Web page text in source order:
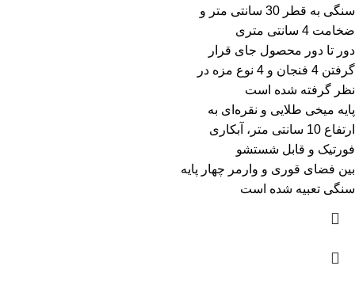
سنگی به قطر 30 سانتی متر و
ضخامت 4 سانتی متری
دور تا دور محصول جای قرار
گرفتن 4 فنجان و 4 نوع مزه در
نظر گرفته شده است
پایه میخی طلایی و نقره‌ای به
ارتفاع 10 سانتی متر، آبکاری
فورتیک و قابل شستشو
بین فضای قوری و وارمر چهار پایه
سنگی تعبیه شده است